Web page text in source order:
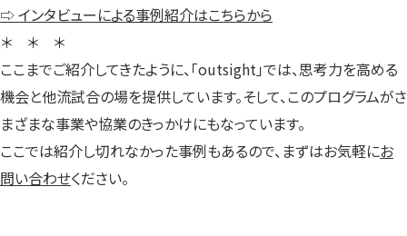
⇨ インタビューによる事例紹介はこちらから
＊ ＊ ＊
ここまでご紹介してきたように、「outsight」では、思考力を高める
機会と他流試合の場を提供しています。そして、このプログラムがさ
まざまな事業や協業のきっかけにもなっています。
ここでは紹介し切れなかった事例もあるので、まずはお気軽にお
問い合わせください。